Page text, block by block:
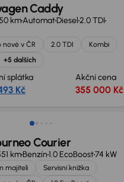
Caddy
kmAutomatDiesel2.0 TDI
nové v ČR 2.0 TDI
Kombi
+5 dalších
splátka
Kč
Akční cena
355 000 Kč
o 10 000 Kč
Courier
kmBenzín1.0 EcoBoost74 kW
majiteli
Servisní knížka